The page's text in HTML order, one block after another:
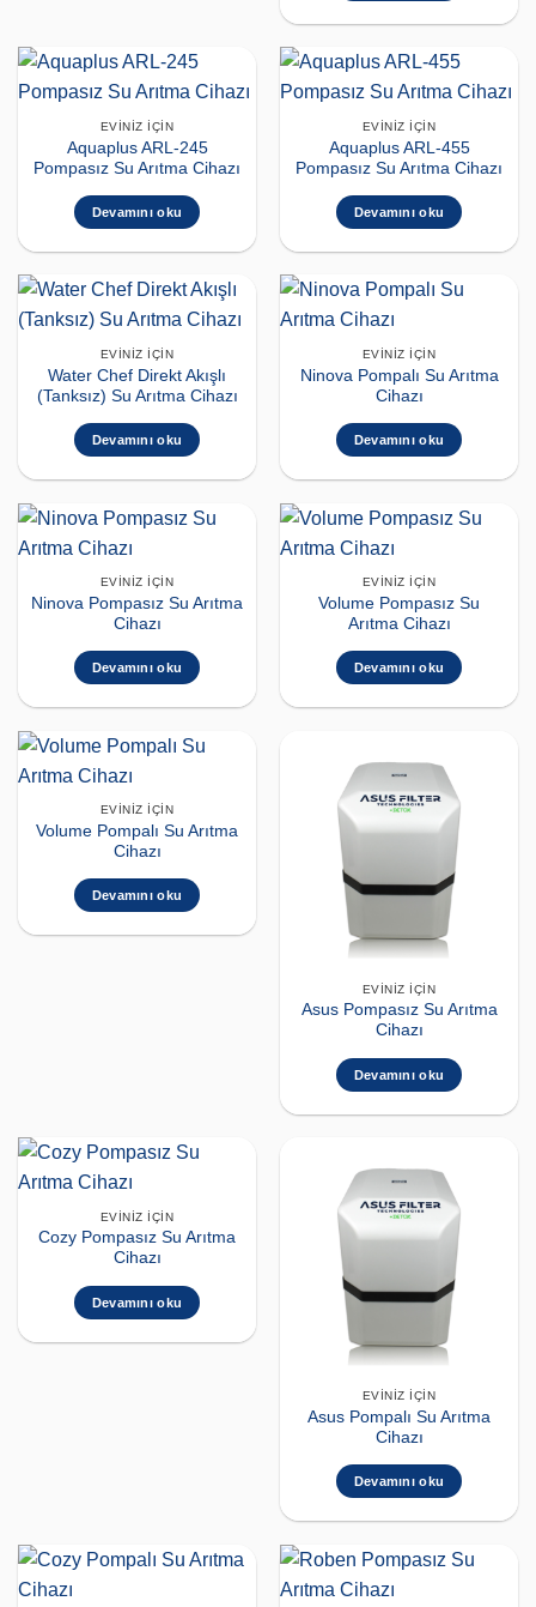
EVINIZ İÇIN
Aquaplus ARL-245
Pompasız Su Arıtma Cihazı
Devamını oku
EVINIZ İÇIN
Aquaplus ARL-455
Pompasız Su Arıtma Cihazı
Devamını oku
EVINIZ İÇIN
Water Chef Direkt Akışlı
(Tanksız) Su Arıtma Cihazı
Devamını oku
EVINIZ İÇIN
Ninova Pompalı Su Arıtma
Cihazı
Devamını oku
EVINIZ İÇIN
Ninova Pompasız Su Arıtma
Cihazı
Devamını oku
EVINIZ İÇIN
Volume Pompasız Su
Arıtma Cihazı
Devamını oku
EVINIZ İÇIN
Volume Pompalı Su Arıtma
Cihazı
Devamını oku
EVINIZ İÇIN
Asus Pompasız Su Arıtma
Cihazı
Devamını oku
EVINIZ İÇIN
Cozy Pompasız Su Arıtma
Cihazı
Devamını oku
EVINIZ İÇIN
Asus Pompalı Su Arıtma
Cihazı
Devamını oku